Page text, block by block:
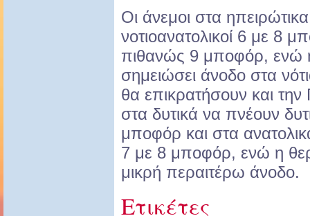
Οι άνεμοι στα
νοτιοανατολικοί 6 με 8
πιθανώς 9 μποφόρ, ενώ
σημειώσει άνοδο στα
θα επικρατήσουν και
στα δυτικά να πνέουν
μποφόρ και στα
7 με 8 μποφόρ, ενώ η
μικρή περαιτέρω άνοδο.
Ετικέτες